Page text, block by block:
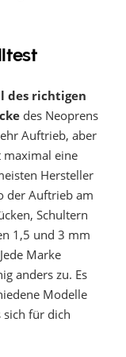
des richtigen
des Neoprens
Auftrieb, aber
maximal eine
Hersteller
der Auftrieb am
Schultern
1,5 und 3 mm
Marke
anders zu. Es
Modelle
für dich